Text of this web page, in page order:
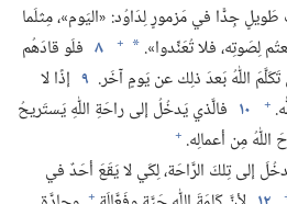
جِدًّا في مَزمورٍ لِدَاوُد:‏ «اليَوم»،‏ مِثلَما
لِصَوتِه،‏ فلا تُعَنِّدوا».‏ *
+ ٨ فلَو قادَهُم
اللّٰهُ بَعدَ ذلِك عن يَومٍ آخَر.‏ ٩ إذًا لا
+ ١٠ فالَّذي يَدخُلُ إلى راحَةِ اللّٰهِ يَستَريحُ
اللّٰهُ مِن أعمالِه.‏ +
إلى تِلكَ الرَّاحَة،‏ لِكَي لا يَقَعَ أحَدٌ في
+